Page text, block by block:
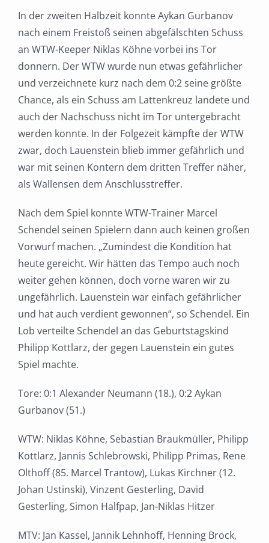
In der zweiten Halbzeit konnte Aykan Gurbanov
nach einem Freistoß seinen abgefälschten Schuss
an WTW-Keeper Niklas Köhne vorbei ins Tor
donnern. Der WTW wurde nun etwas gefährlicher
und verzeichnete kurz nach dem 0:2 seine größte
Chance, als ein Schuss am Lattenkreuz landete und
auch der Nachschuss nicht im Tor untergebracht
werden konnte. In der Folgezeit kämpfte der WTW
zwar, doch Lauenstein blieb immer gefährlich und
war mit seinen Kontern dem dritten Treffer näher,
als Wallensen dem Anschlusstreffer.
Nach dem Spiel konnte WTW-Trainer Marcel
Schendel seinen Spielern dann auch keinen großen
Vorwurf machen. „Zumindest die Kondition hat
heute gereicht. Wir hätten das Tempo auch noch
weiter gehen können, doch vorne waren wir zu
ungefährlich. Lauenstein war einfach gefährlicher
und hat auch verdient gewonnen“, so Schendel. Ein
Lob verteilte Schendel an das Geburtstagskind
Philipp Kottlarz, der gegen Lauenstein ein gutes
Spiel machte.
Tore: 0:1 Alexander Neumann (18.), 0:2 Aykan
Gurbanov (51.)
WTW: Niklas Köhne, Sebastian Braukmüller, Philipp
Kottlarz, Jannis Schlebrowski, Philipp Primas, Rene
Olthoff (85. Marcel Trantow), Lukas Kirchner (12.
Johan Ustinski), Vinzent Gesterling, David
Gesterling, Simon Halfpap, Jan-Niklas Hitzer
MTV: Jan Kassel, Jannik Lehnhoff, Henning Brock,